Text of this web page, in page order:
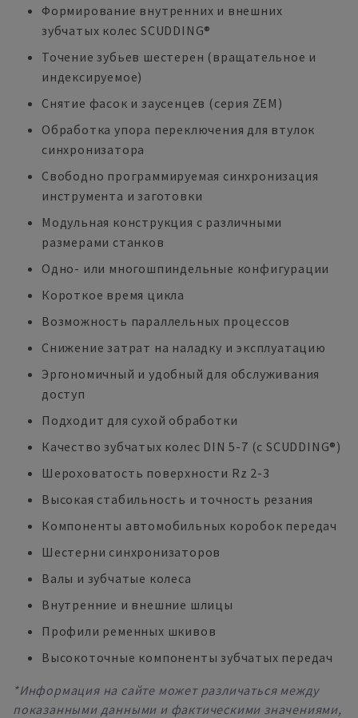
Формирование внутренних и внешних
зубчатых колес SCUDDING®
Точение зубьев шестерен (вращательное и
индексируемое)
Снятие фасок и заусенцев (серия ZEM)
Обработка упора переключения для втулок
синхронизатора
Свободно программируемая синхронизация
инструмента и заготовки
Модульная конструкция с различными
размерами станков
Одно- или многошпиндельные конфигурации
Короткое время цикла
Возможность параллельных процессов
Снижение затрат на наладку и эксплуатацию
Эргономичный и удобный для обслуживания
доступ
Подходит для сухой обработки
Качество зубчатых колес DIN 5-7 (с SCUDDING®)
Шероховатость поверхности Rz 2-3
Высокая стабильность и точность резания
Компоненты автомобильных коробок передач
Шестерни синхронизаторов
Валы и зубчатые колеса
Внутренние и внешние шлицы
Профили ременных шкивов
Высокоточные компоненты зубчатых передач
*Информация на сайте может различаться между
показанными данными и фактическими значениями,